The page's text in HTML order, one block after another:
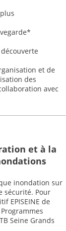
et de
des
avec
et à la
inondation sur
sécurité. Pour
EPISEINE de
Seine Grands